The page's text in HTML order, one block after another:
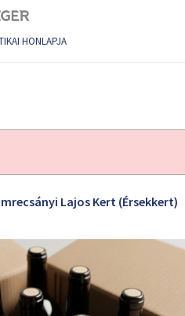
HONLAPJA
Lajos Kert (Érsekkert)